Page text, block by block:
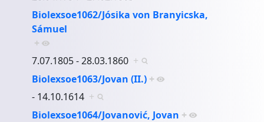
Biolexsoe1062/Jósika von Branyicska,
Sámuel
+
7.07.1805 - 28.03.1860 +
Biolexsoe1063/Jovan (II.) +
- 14.10.1614 +
Biolexsoe1064/Jovanović, Jovan +